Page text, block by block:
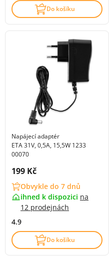
Do košíku
Napájecí adaptér
ETA 31V, 0,5A, 15,5W 1233
00070
Cena s DPH:
199 Kč
Obvykle do 7 dnů
ihned k dispozici na
12 prodejnách
4.9
Do košíku